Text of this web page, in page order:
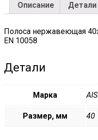
quantity
Описание Детали
Полоса нержавеющая
EN 10058
Детали
Марка
Размер, мм 40